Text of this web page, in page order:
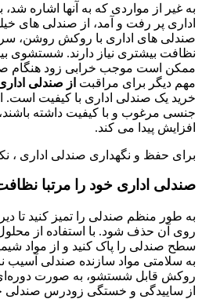
به غیر از مواردی که به آنها اشاره
اداری پر رفت و آمد، از صندلی های
صندلی های اداری با روکش روشن،
نظافت بیشتری نیاز دارند.
ممکن است موجب خرابی زود هنگام
مهم دیگر برای مراقبت از صندلی
خرید یک صندلی اداری با کیفیت است.
جنسی مرغوب و با کیفیت داشته باشند،
افزایش پیدا می کند.
برای حفظ و نگهداری صندلی اداری ،
صندلی اداری خود را مرتبا
به طور منظم صندلی را تمیز کنید تا
روی آن حذف شود. با استفاده از
سطح صندلی را پاک کنید و از مواد
به سلامتی مواد سازنده صندلی آسیب
روکش قابل شستشو، به صورت دوره‌ای
از ساییدگی و خستگی زودرس صندلی